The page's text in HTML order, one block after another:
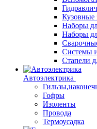
Наборы
Наборы
Системы
Стапели
Автоэлектрика
Гофры
Изоленты
Провода
Термоусадка